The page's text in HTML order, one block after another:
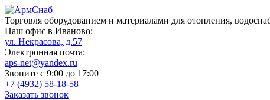
Торговля оборудованием и материалами для отопления,
Наш офис в Иваново:
ул. Некрасова, д.57
Электронная почта:
aps-net@yandex.ru
Звоните с 9:00 до 17:00
+7 (4932) 58-18-58
Заказать звонок